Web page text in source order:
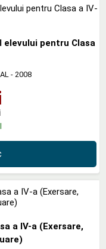
pentru Clasa
- 2008
a IV-a (Exersare,